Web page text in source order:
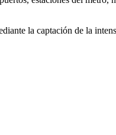
la captación de la